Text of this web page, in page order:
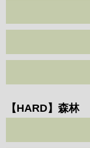
【HARD】森林